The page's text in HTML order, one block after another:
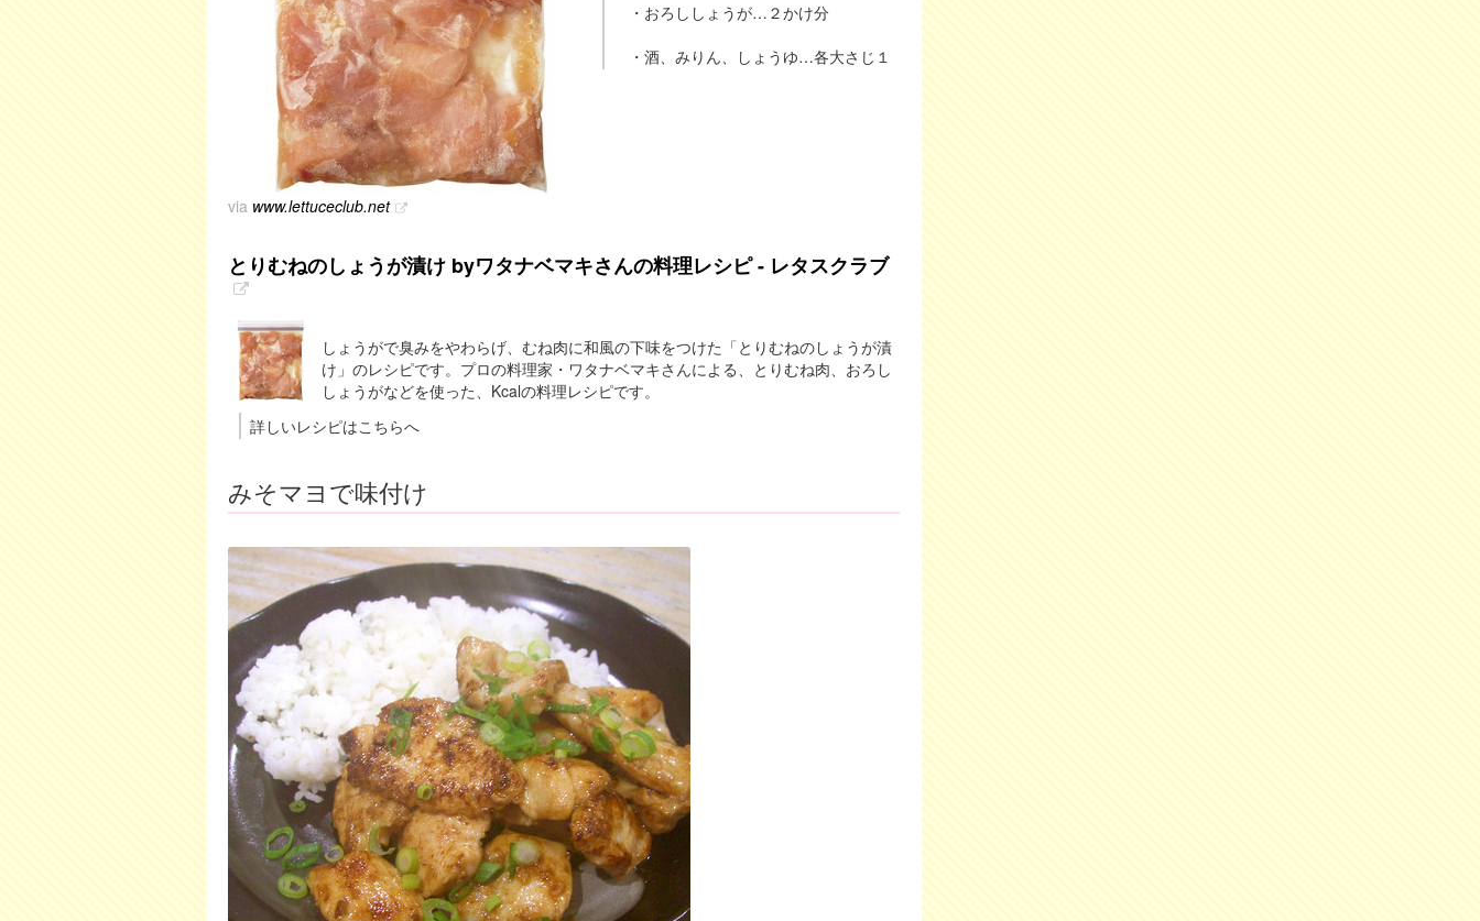
・おろししょうが…２かけ分
・酒、みりん、しょうゆ…各大さじ１
via www.lettuceclub.net
とりむねのしょうが漬け byワタナベマキさんの料理レシピ - レタスクラブ
しょうがで臭みをやわらげ、むね肉に和風の下味をつけた「とりむねのしょうが漬
け」のレシピです。プロの料理家・ワタナベマキさんによる、とりむね肉、おろし
しょうがなどを使った、Kcalの料理レシピです。
詳しいレシピはこちらへ
みそマヨで味付け